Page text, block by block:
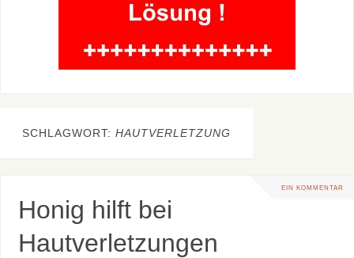
SCHLAGWORT: HAUTVERLETZUNG
EIN KOMMENTAR
Honig hilft bei
Hautverletzungen